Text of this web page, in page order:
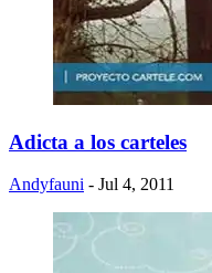
Adicta a los carteles
Andyfauni - Jul 4, 2011